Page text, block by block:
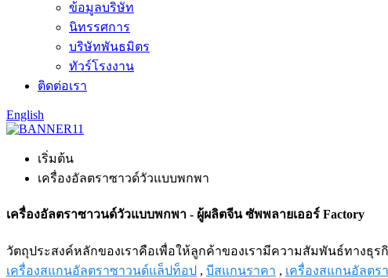
ข้อมูลบริษัท
นิทรรศการ
บริษัทพันธมิตร
ทัวร์โรงงาน
ติดต่อเรา
English
เริ่มต้น
เครื่องอัลตราซาวด์วัวแบบพกพา
เครื่องอัลตราซาวนด์วัวแบบพกพา - ผู้ผลิตจีน ซัพพลายเออร์ Factory
วัตถุประสงค์หลักของเราคือเพื่อให้ลูกค้าของเรามีความสัมพันธ์ทางธุ
เครื่องสแกนอัลตราซาวนด์แล็ปท็อป , บีสแกนราคา , เครื่องสแกนอัลตร